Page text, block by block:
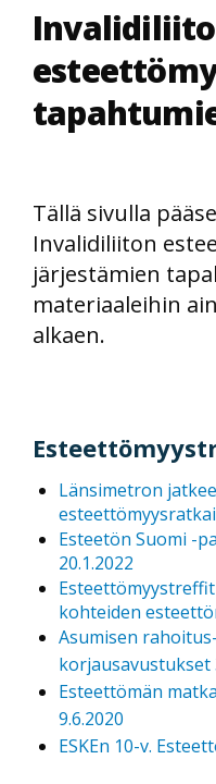
Tällä sivulla
Invalidiliiton
järjestämien
materiaaleihin
alkaen.
Länsimetron
Esteetön Suomi -
20.1.2022
kohteiden
Asumisen
korjausavustukset
Esteettömän
9.6.2020
ESKEn 10-v.